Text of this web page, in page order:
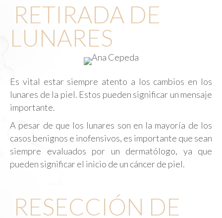
RETIRADA DE
LUNARES
Es vital estar siempre atento a los cambios en los
lunares de la piel. Estos pueden significar un mensaje
importante.
A pesar de que los lunares son en la mayoría de los
casos benignos e inofensivos, es importante que sean
siempre evaluados por un dermatólogo, ya que
pueden significar el inicio de un cáncer de piel.
RESECCIÓN DE